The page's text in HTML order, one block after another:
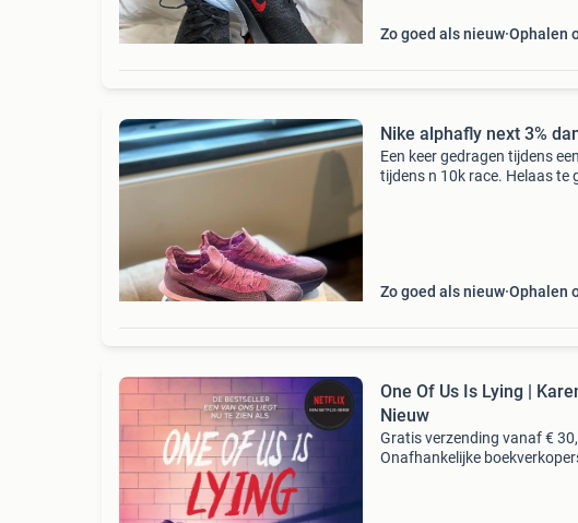
Zo goed als nieuw Ophalen
Nike alphafly next 3%
Een keer gedragen tijdens
tijdens n 10k race. Helaas te
Zo goed als nieuw Ophalen
One Of Us Is Lying |
Nieuw
Gratis verzending vanaf €
Onafhankelijke